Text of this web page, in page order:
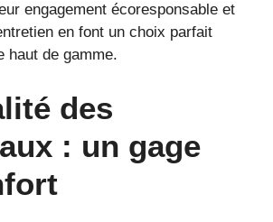
engagement écoresponsable et
en font un choix parfait
haut de gamme.
des
: un gage